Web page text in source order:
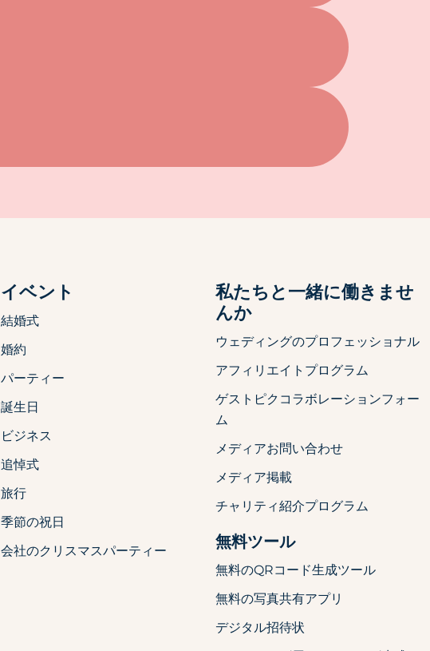
イベント
結婚式
婚約
パーティー
誕生日
ビジネス
追悼式
旅行
季節の祝日
会社のクリスマスパーティー
私たちと一緒に働きませ
んか
ウェディングのプロフェッショナル
アフィリエイトプログラム
ゲストピクコラボレーションフォー
ム
メディアお問い合わせ
メディア掲載
チャリティ紹介プログラム
無料ツール
無料のQRコード生成ツール
無料の写真共有アプリ
デジタル招待状